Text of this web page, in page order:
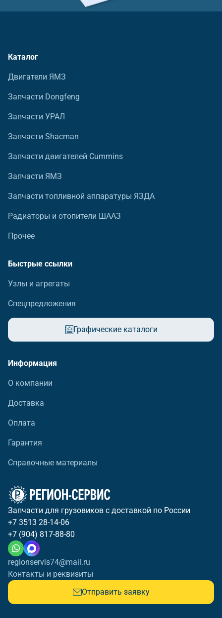
Каталог
Двигатели ЯМЗ
Запчасти Dongfeng
Запчасти УРАЛ
Запчасти Shacman
Запчасти двигателей Cummins
Запчасти ЯМЗ
Запчасти топливной аппаратуры ЯЗДА
Радиаторы и отопители ШААЗ
Прочее
Быстрые ссылки
Узлы и агрегаты
Спецпредложения
Графические каталоги
Информация
О компании
Доставка
Оплата
Гарантия
Справочные материалы
Запчасти для грузовиков с доставкой по России
+7 3513 28-14-06
+7 (904) 817-88-80
regionservis74@mail.ru
Контакты и реквизиты
Отправить заявку